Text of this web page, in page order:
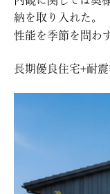
納を取り入れた。
性能を季節を問わ
長期優良住宅+耐